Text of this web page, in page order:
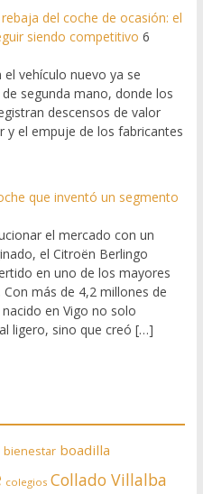
del coche de ocasión: el
siendo competitivo 6
vehículo nuevo ya se
segunda mano, donde los
descensos de valor
y el empuje de los fabricantes
que inventó un segmento
el mercado con un
el Citroën Berlingo
en uno de los mayores
más de 4,2 millones de
en Vigo no solo
ligero, sino que creó […]
bienestar boadilla
colegios Collado Villalba